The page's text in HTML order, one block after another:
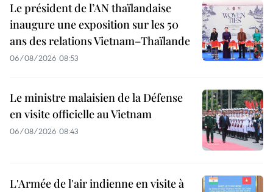
Le président de l’AN thaïlandaise
inaugure une exposition sur les 50
ans des relations Vietnam–Thaïlande
06/08/2026 08:53
Le ministre malaisien de la Défense
en visite officielle au Vietnam
06/08/2026 08:43
L'Armée de l'air indienne en visite à